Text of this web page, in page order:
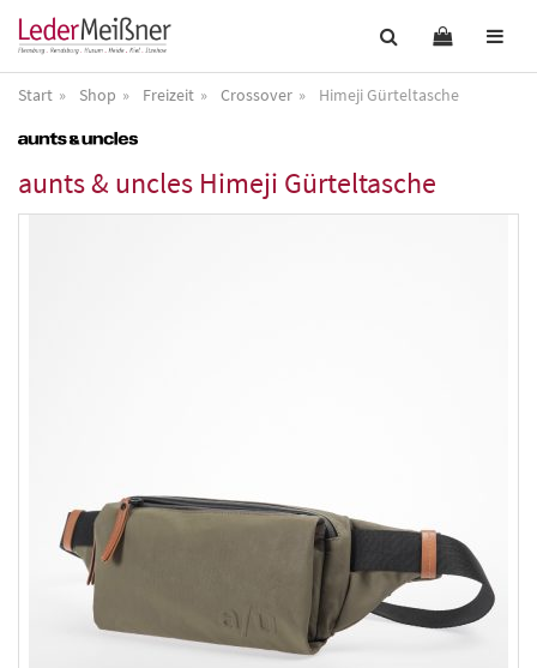
Start Shop Freizeit Crossover Himeji Gürteltasche
aunts & uncles Himeji Gürteltasche